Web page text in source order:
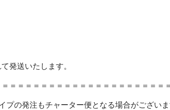
発送いたします。
＝＝＝＝＝＝＝＝＝＝＝＝＝＝＝＝＝＝＝＝
の発注もチャーター便となる場合がございま